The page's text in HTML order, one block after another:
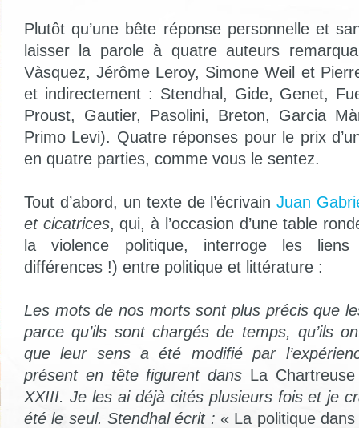
Plutôt qu’une bête réponse personnelle et
laisser la parole à quatre auteurs
Vàsquez, Jérôme Leroy, Simone Weil et
et indirectement : Stendhal, Gide, Genet,
Proust, Gautier, Pasolini, Breton, Garcia
Primo Levi). Quatre réponses pour le prix
en quatre parties, comme vous le sentez.
Tout d’abord, un texte de l’écrivainJuan
et cicatrices, qui, à l’occasion d’une table
la violence politique, interroge les
différences !) entre politique et littérature :
Les mots de nos morts sont plus précis que
parce qu’ils sont chargés de temps, qu’ils
que leur sens a été modifié par
présent en tête figurent dans La
XXIII. Je les ai déjà cités plusieurs fois et je
été le seul. Stendhal écrit : « La politique